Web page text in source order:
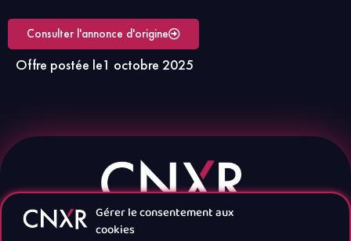
Gérer le consentement aux
cookies
Consulter l'annonce d'origine
Offre postée le1 octobre 2025